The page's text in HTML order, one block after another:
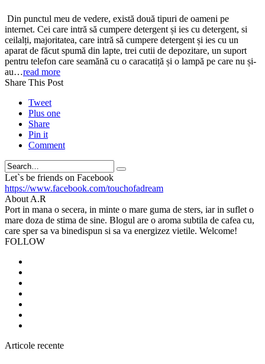
Din punctul meu de vedere, există două tipuri de oameni pe
internet. Cei care intră să cumpere detergent și ies cu detergent, si
ceilalți, majoritatea, care intră să cumpere detergent și ies cu un
aparat de făcut spumă din lapte, trei cutii de depozitare, un suport
pentru telefon care seamănă cu o caracatiță și o lampă pe care nu și-
au…read more
Share This Post
Tweet
Plus one
Share
Pin it
Comment
Search
Let`s be friends on Facebook
https://www.facebook.com/touchofadream
About A.R
Port in mana o secera, in minte o mare guma de sters, iar in suflet o
mare doza de stima de sine. Blogul are o aroma subtila de cafea cu,
care sper sa va binedispun si sa va energizez vietile. Welcome!
FOLLOW
Articole recente